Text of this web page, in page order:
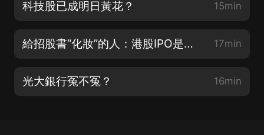
科技股已成明日黃花？ 15min
給招股書“化妝”的人：港股IPO是如何注水的 17min
光大銀行冤不冤？ 16min